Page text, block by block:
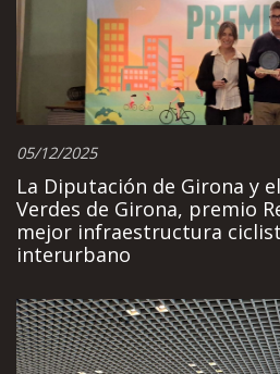
05/12/2025
La Diputación de Girona y
Verdes de Girona, premio
mejor infraestructura
interurbano